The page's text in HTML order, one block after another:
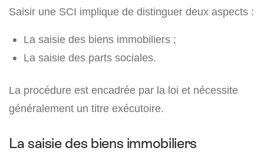
Saisir une SCI implique de distinguer deux aspects :
La saisie des biens immobiliers ;
La saisie des parts sociales.
La procédure est encadrée par la loi et nécessite
généralement un titre exécutoire.
La saisie des biens immobiliers